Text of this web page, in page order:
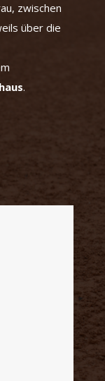
zwischen
über die
.